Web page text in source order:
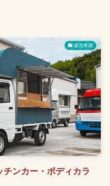
販売車両
ンカー・ボディカラ